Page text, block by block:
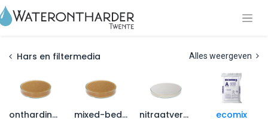
Hars en filtermedia Alles weergeven
onthardingshars mixed-bed hars nitraatverwijdering hars ecomix